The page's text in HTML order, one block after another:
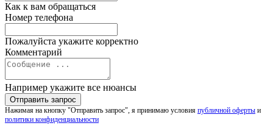
Как к вам обращаться
Номер телефона
Пожалуйста укажите корректно
Комментарий
Например укажите все нюансы
Нажимая на кнопку "Отправить запрос", я принимаю условия публичной оферты и
политики конфиденциальности